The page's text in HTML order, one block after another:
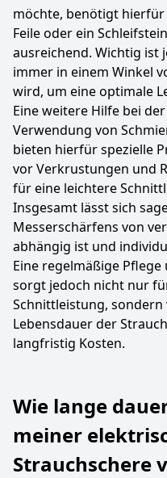
möchte, benötigt hierfür
Feile oder ein
ausreichend. Wichtig ist
immer in einem Winkel
wird, um eine optimale
Eine weitere Hilfe bei
Verwendung von
bieten hierfür spezielle
vor Verkrustungen und
für eine leichtere
Insgesamt lässt sich
Messerschärfens von
abhängig ist und
Eine regelmäßige
sorgt jedoch nicht nur
Schnittleistung,
Lebensdauer der
langfristig Kosten.
Wie lange
meiner
Strauchschere